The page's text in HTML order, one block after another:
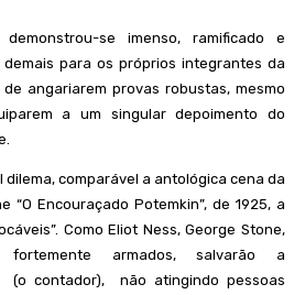
se imenso, ramificado e
demais para os próprios integrantes da
angariarem provas robustas, mesmo
a um singular depoimento do
dilema, comparável a antológica cena da
“O Encouraçado Potemkin”, de 1925, a
Como Eliot Ness, George Stone,
fortemente armados, salvarão a
não atingindo pessoas